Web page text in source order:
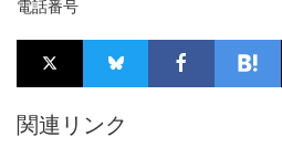
電話番号
関連リンク